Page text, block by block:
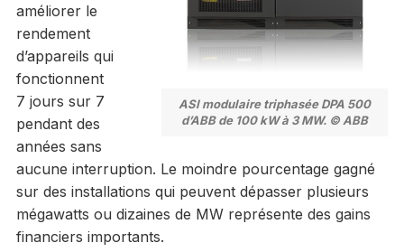
ASI modulaire triphasée DPA 500
d’ABB de 100 kW à 3 MW. © ABB
améliorer le
rendement
d’appareils qui
fonctionnent
7 jours sur 7
pendant des
années sans
aucune interruption. Le moindre pourcentage gagné
sur des installations qui peuvent dépasser plusieurs
mégawatts ou dizaines de MW représente des gains
financiers importants.